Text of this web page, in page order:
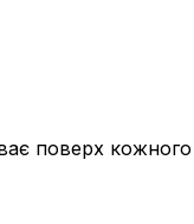
поверх